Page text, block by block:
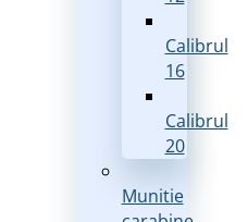
Calibrul
16
Calibrul
20
Munitie